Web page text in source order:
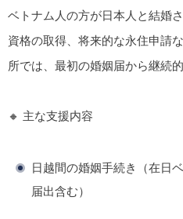
ベトナム人の方が日本人と結婚
資格の取得、将来的な永住申請
所では、最初の婚姻届から継続
🔸 主な支援内容
日越間の婚姻手続き（在日
届出含む）